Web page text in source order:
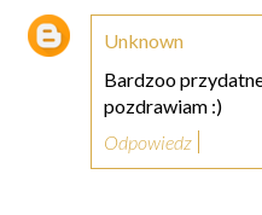
Unknown
Bardzoo
pozdrawiam :)
Odpowiedz